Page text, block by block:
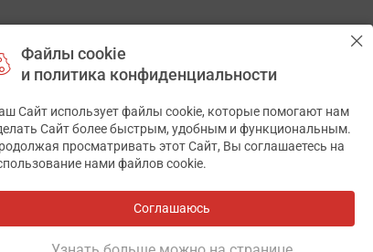
ЗДОРОВЬЯ
Файлы cookie
и политика конфиденциальности
Сайт использует файлы cookie, которые помогают нам
Сайт более быстрым, удобным и функциональным.
просматривать этот Сайт, Вы соглашаетесь на
нами файлов cookie.
Соглашаюсь
✕